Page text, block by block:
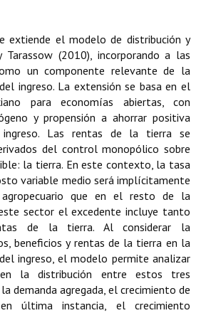
extiende el modelo de distribución y
(2010), incorporando a las
un componente relevante de la
ingreso. La extensión se basa en el
para economías abiertas, con
y propensión a ahorrar positiva
Las rentas de la tierra se
del control monopólico sobre
la tierra. En este contexto, la tasa
variable medio será implícitamente
que en el resto de la
sector el excedente incluye tanto
de la tierra. Al considerar la
beneficios y rentas de la tierra en la
ingreso, el modelo permite analizar
la distribución entre estos tres
demanda agregada, el crecimiento de
última instancia, el crecimiento